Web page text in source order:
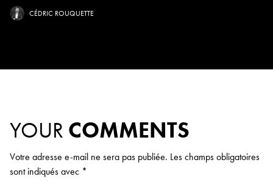
CÉDRIC ROUQUETTE
YOUR COMMENTS
Votre adresse e-mail ne sera pas publiée. Les champs obligatoires
sont indiqués avec *